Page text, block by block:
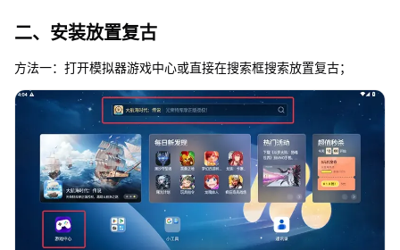
二、安装放置复古
方法一：打开模拟器游戏中心或直接在搜索框搜索放置复古；